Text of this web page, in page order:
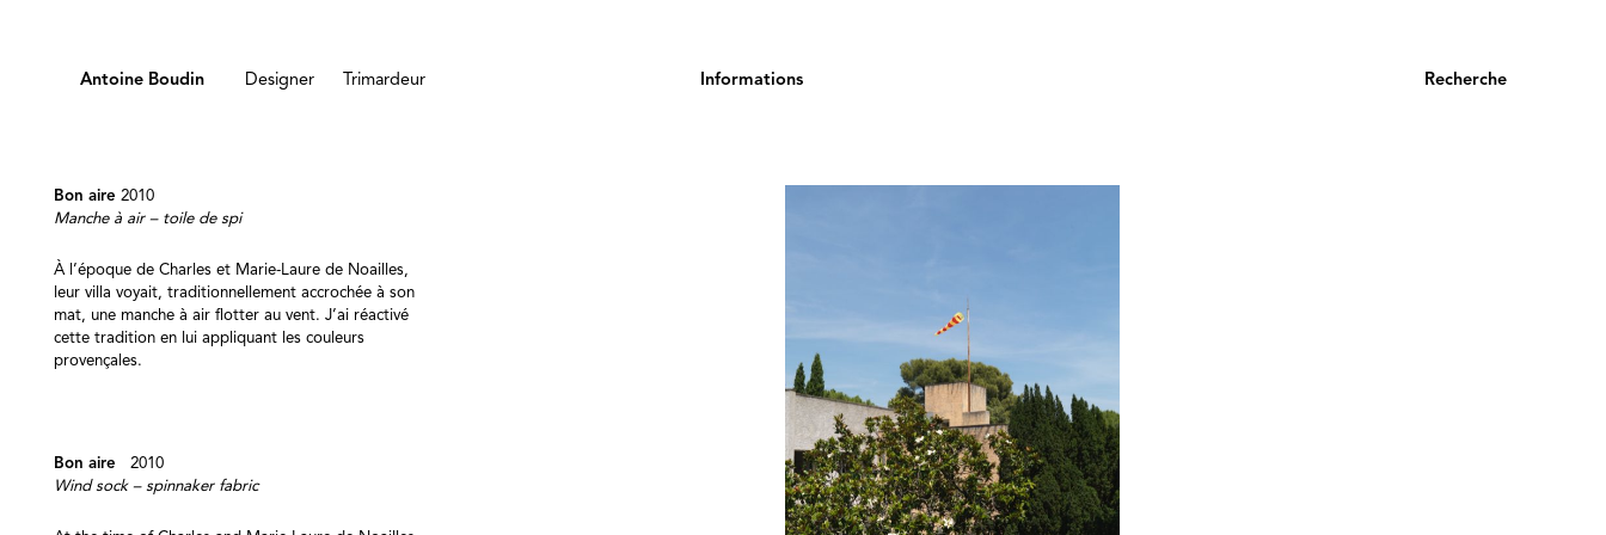
Antoine Boudin
Antoine Boudin Designer Trimardeur Informations
Recherche
Bon aire 2010
Manche à air – toile de spi
À l’époque de Charles et Marie-Laure de Noailles,
leur villa voyait, traditionnellement accrochée à son
mat, une manche à air flotter au vent. J’ai réactivé
cette tradition en lui appliquant les couleurs
provençales.
Bon aire 2010
Wind sock – spinnaker fabric